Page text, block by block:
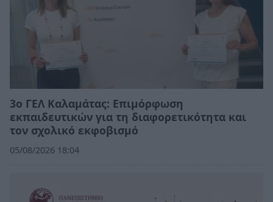
3ο ΓΕΛ Καλαμάτας: Επιμόρφωση
εκπαιδευτικών για τη διαφορετικότητα και
τον σχολικό εκφοβισμό
05/08/2026 18:04